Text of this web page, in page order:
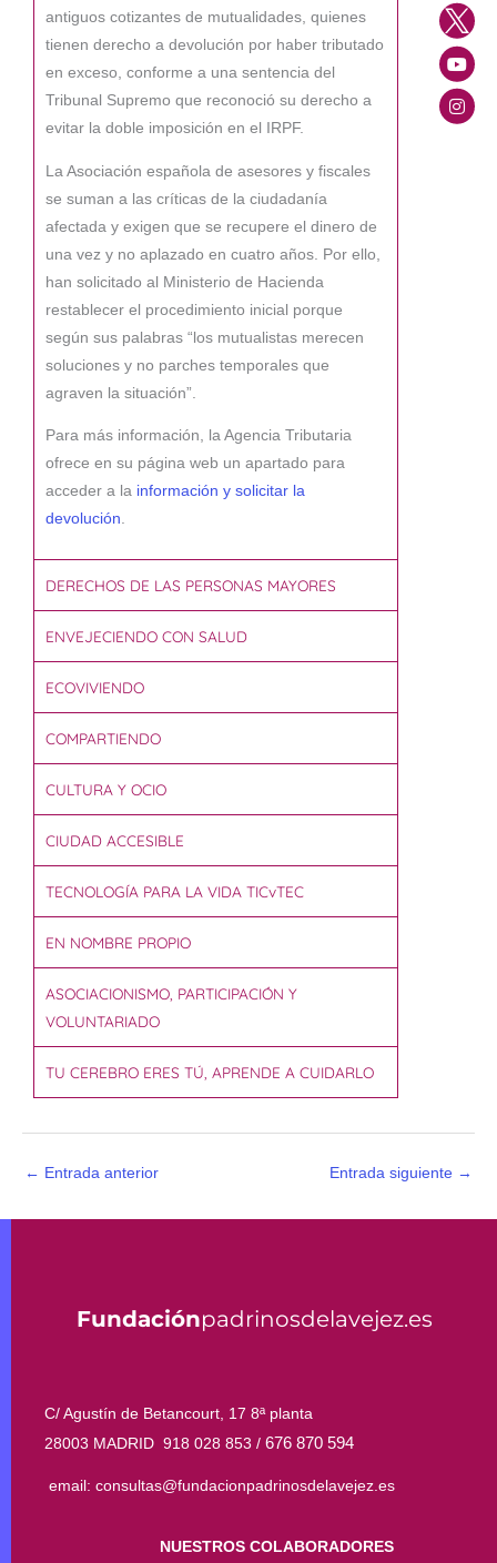
antiguos cotizantes de mutualidades, quienes
tienen derecho a devolución por haber tributado
en exceso, conforme a una sentencia del
Tribunal Supremo que reconoció su derecho a
evitar la doble imposición en el IRPF.
La Asociación española de asesores y fiscales
se suman a las críticas de la ciudadanía
afectada y exigen que se recupere el dinero de
una vez y no aplazado en cuatro años. Por ello,
han solicitado al Ministerio de Hacienda
restablecer el procedimiento inicial porque
según sus palabras “los mutualistas merecen
soluciones y no parches temporales que
agraven la situación”.
Para más información, la Agencia Tributaria
ofrece en su página web un apartado para
acceder a la información y solicitar la
devolución.
DERECHOS DE LAS PERSONAS MAYORES
ENVEJECIENDO CON SALUD
ECOVIVIENDO
COMPARTIENDO
CULTURA Y OCIO
CIUDAD ACCESIBLE
TECNOLOGÍA PARA LA VIDA TICvTEC
EN NOMBRE PROPIO
ASOCIACIONISMO, PARTICIPACIÓN Y
VOLUNTARIADO
TU CEREBRO ERES TÚ, APRENDE A CUIDARLO
← Entrada anterior Entrada siguiente →
Fundaciónpadrinosdelavejez.es
C/ Agustín de Betancourt, 17 8ª planta
28003 MADRID 918 028 853 / 676 870 594
email: consultas@fundacionpadrinosdelavejez.es
NUESTROS COLABORADORES